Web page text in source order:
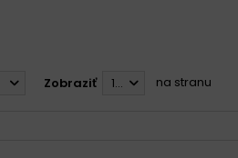
Zobraziť 12 na stranu